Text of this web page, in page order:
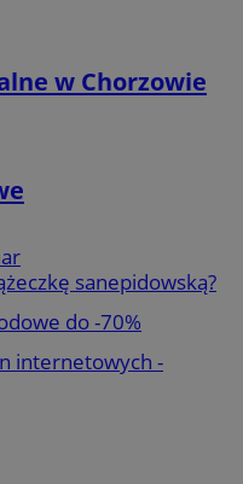
w Chorzowie
sanepidowską?
do -70%
internetowych -